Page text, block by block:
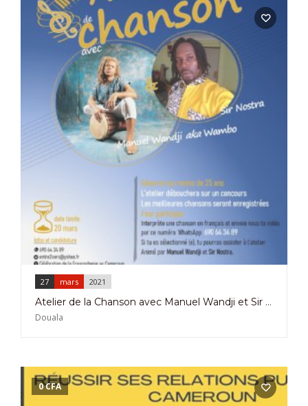
27 mars 2021
Atelier de la Chanson avec Manuel Wandji et Sir Nostra à Douala le 27 Mars 2021
Douala
0CFA